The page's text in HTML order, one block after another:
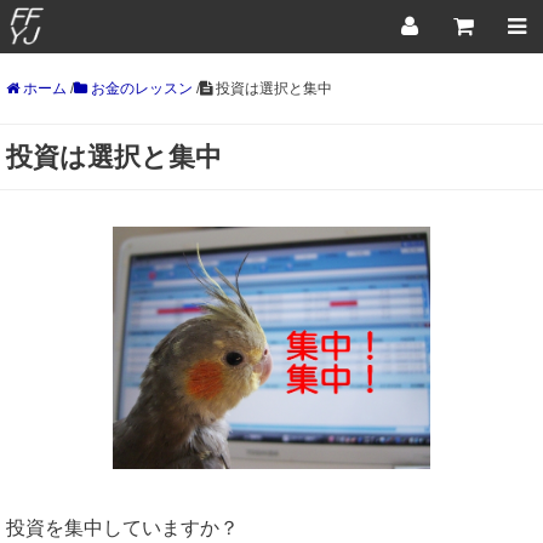
ホーム / お金のレッスン / 投資は選択と集中
投資は選択と集中
投資を集中していますか？